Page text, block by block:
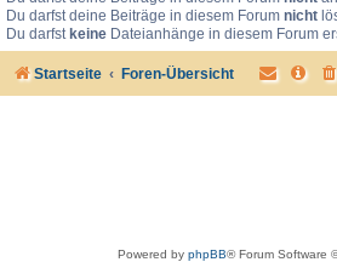
Du darfst deine Beiträge in diesem Forum nicht
Du darfst keine Dateianhänge in diesem Forum
Startseite Foren-Übersicht
Powered by phpBB® Forum Software